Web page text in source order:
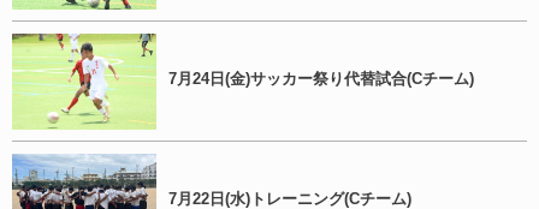
7月24日(金)サッカー祭り代替試合(Cチーム)
7月22日(水)トレーニング(Cチーム)